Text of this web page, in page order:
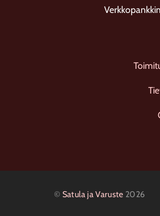
© Satula ja Varuste 2026